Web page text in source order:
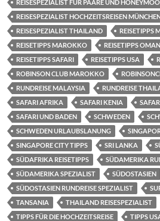
REISESPEZIALIST FÜR PAARE UND
REISESPEZIALIST HOCHZEITSREISEN
REISESPEZIALIST THAILAND
REISETIPPS
REISETIPPS MAROKKO
REISETIPPS OMAN
REISETIPPS SAFARI
REISETIPPS USA
ROBINSON CLUB MAROKKO
RUNDREISE MALAYSIA
RUNDREISE
SAFARI AFRIKA
SAFARI KENIA
SAFARI UND BADEN
SCHWEDEN
SCHWEDEN URLAUBSLANUNG
SINGAPORE CITY TIPPS
SRI LANKA
SÜDAFRIKA REISETIPPS
SÜDAMERIKA
SÜDAMERIKA SPEZIALIST
SÜDOSTASIEN
SÜDOSTASIEN RUNDREISE SPEZIALIST
TANSANIA
THAILAND REISESPEZIALIST
TIPPS FÜR DIE HOCHZEITSREISE
TIPPS